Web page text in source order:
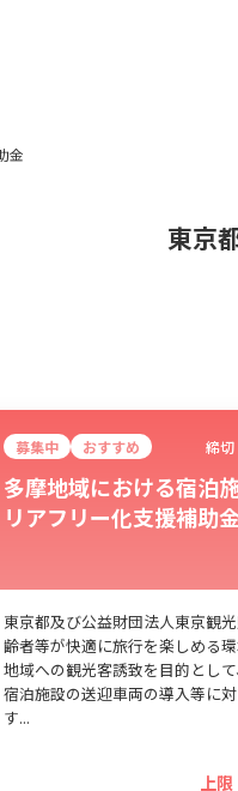
建設･不動産業 サービス業
金
東京
募集中 おすすめ 締切
多摩地域における宿泊
リアフリー化支援補助
東京都及び公益財団法人東京観
齢者等が快適に旅行を楽しめる
地域への観光客誘致を目的とし
宿泊施設の送迎車両の導入等に
す...
上限